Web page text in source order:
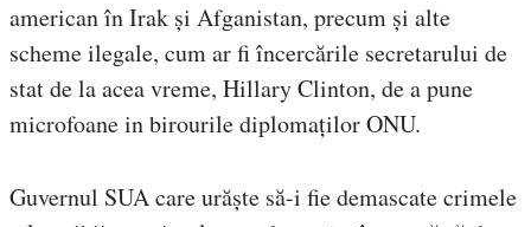
american în Irak și Afganistan, precum și alte
scheme ilegale, cum ar fi încercările secretarului de
stat de la acea vreme, Hillary Clinton, de a pune
microfoane in birourile diplomaților ONU.
Guvernul SUA care urăște să-i fie demascate crimele